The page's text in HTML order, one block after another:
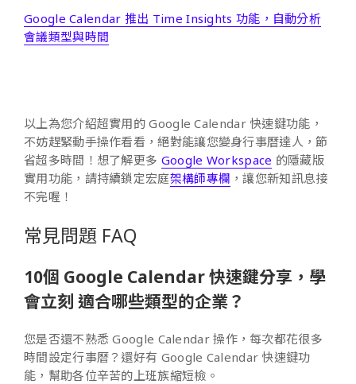
Google Calendar 推出 Time Insights 功能，自動分析
會議類型與時間
以上為您介紹超實用的 Google Calendar 快速鍵功能，
不妨趕緊動手操作看看，絕對能讓您變身行事曆達人，節
省超多時間！想了解更多 Google Workspace 的隱藏版
實用功能，請持續鎖定宏庭架構師專欄 ，讓您新知訊息接
不完喔！
常見問題 FAQ
10個 Google Calendar 快速鍵分享，學
會立刻 適合哪些類型的企業？
您是否還不熟悉 Google Calendar 操作，每次都花很多
時間設定行事曆？還好有 Google Calendar 快速鍵功
能，幫助各位辛苦的上班族縮短檢。